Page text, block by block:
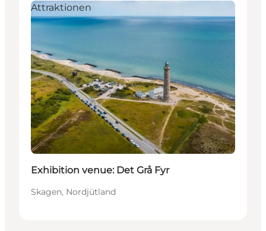
Attraktionen
Exhibition venue: Det Grå Fyr
Skagen, Nordjütland